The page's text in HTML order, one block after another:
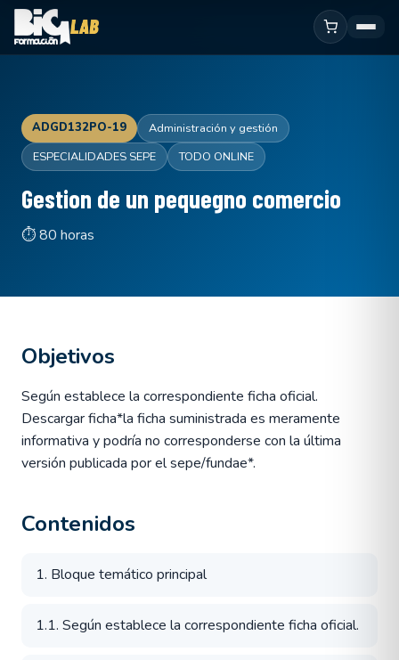
ADGD132PO-19
Administración y gestión
ESPECIALIDADES SEPE
TODO ONLINE
Gestion de un pequegno comercio
⏱ 80 horas
Objetivos
Según establece la correspondiente ficha oficial.
Descargar ficha*la ficha suministrada es meramente
informativa y podría no corresponderse con la última
versión publicada por el sepe/fundae*.
Contenidos
1. Bloque temático principal
1.1. Según establece la correspondiente ficha oficial.